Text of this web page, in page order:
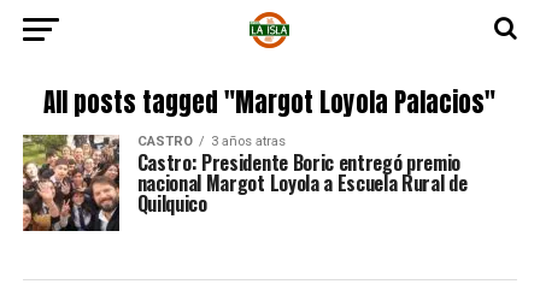
All posts tagged "Margot Loyola Palacios"
CASTRO 3 años atras
Castro: Presidente Boric entregó premio
nacional Margot Loyola a Escuela Rural de
Quilquico